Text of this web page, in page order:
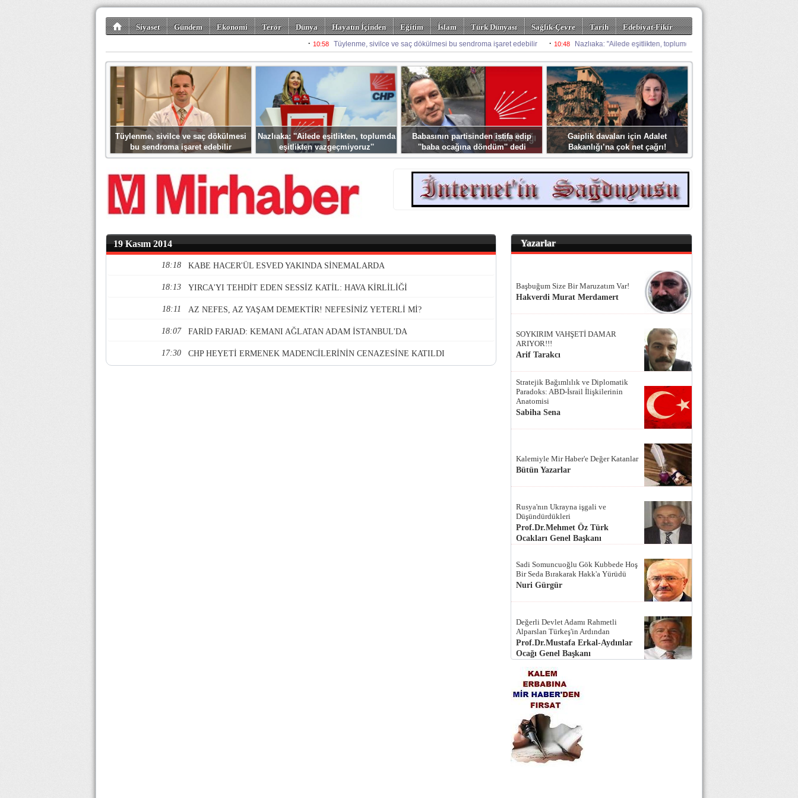
Siyaset Gündem Ekonomi Terör Dünya Hayatın İçinden Eğitim İslam Türk Dünyası Sağlık-Çevre Tarih
Edebiyat-Fikir
Spor Misafir Kalem Foto Galeriler
Tüylenme, sivilce ve saç dökülmesi
bu sendroma işaret edebilir
Nazlıaka: ''Ailede eşitlikten, toplumda
eşitlikten vazgeçmiyoruz''
Babasının partisinden istifa edip
''baba ocağına döndüm'' dedi
Gaiplik davaları için Adalet
Bakanlığı’na çok net çağrı!
19 Kasım 2014
18:18 KABE HACER'ÜL ESVED YAKINDA SİNEMALARDA
18:13 YIRCA'YI TEHDİT EDEN SESSİZ KATİL: HAVA KİRLİLİĞİ
18:11 AZ NEFES, AZ YAŞAM DEMEKTİR! NEFESİNİZ YETERLİ Mİ?
18:07 FARİD FARJAD: KEMANI AĞLATAN ADAM İSTANBUL'DA
17:30 CHP HEYETİ ERMENEK MADENCİLERİNİN CENAZESİNE KATILDI
Yazarlar
Başbuğum Size Bir Maruzatım Var!
Hakverdi Murat Merdamert
SOYKIRIM VAHŞETİ DAMAR
ARIYOR!!!
Arif Tarakcı
Stratejik Bağımlılık ve Diplomatik
Paradoks: ABD-İsrail İlişkilerinin
Anatomisi
Sabiha Sena
Kalemiyle Mir Haber'e Değer Katanlar
Bütün Yazarlar
Rusya'nın Ukrayna işgali ve
Düşündürdükleri
Prof.Dr.Mehmet Öz Türk
Ocakları Genel Başkanı
Sadi Somuncuoğlu Gök Kubbede Hoş
Bir Seda Bırakarak Hakk'a Yürüdü
Nuri Gürgür
Değerli Devlet Adamı Rahmetli
Alparslan Türkeş'in Ardından
Prof.Dr.Mustafa Erkal-Aydınlar
Ocağı Genel Başkanı